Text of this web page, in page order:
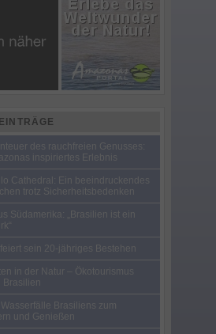
des rauchfreien Genusses:
inspiriertes Erlebnis
Cathedral: Ein beeindruckendes
trotz Sicherheitsbedenken
Südamerika: „Brasilien ist ein
sein 20-jähriges Bestehen
in der Natur – Ökotourismus
Brasilien
Wasserfälle Brasiliens zum
und Genießen